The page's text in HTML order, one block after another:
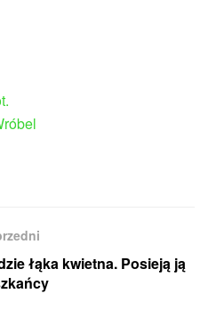
łąka kwietna. Posieją ją